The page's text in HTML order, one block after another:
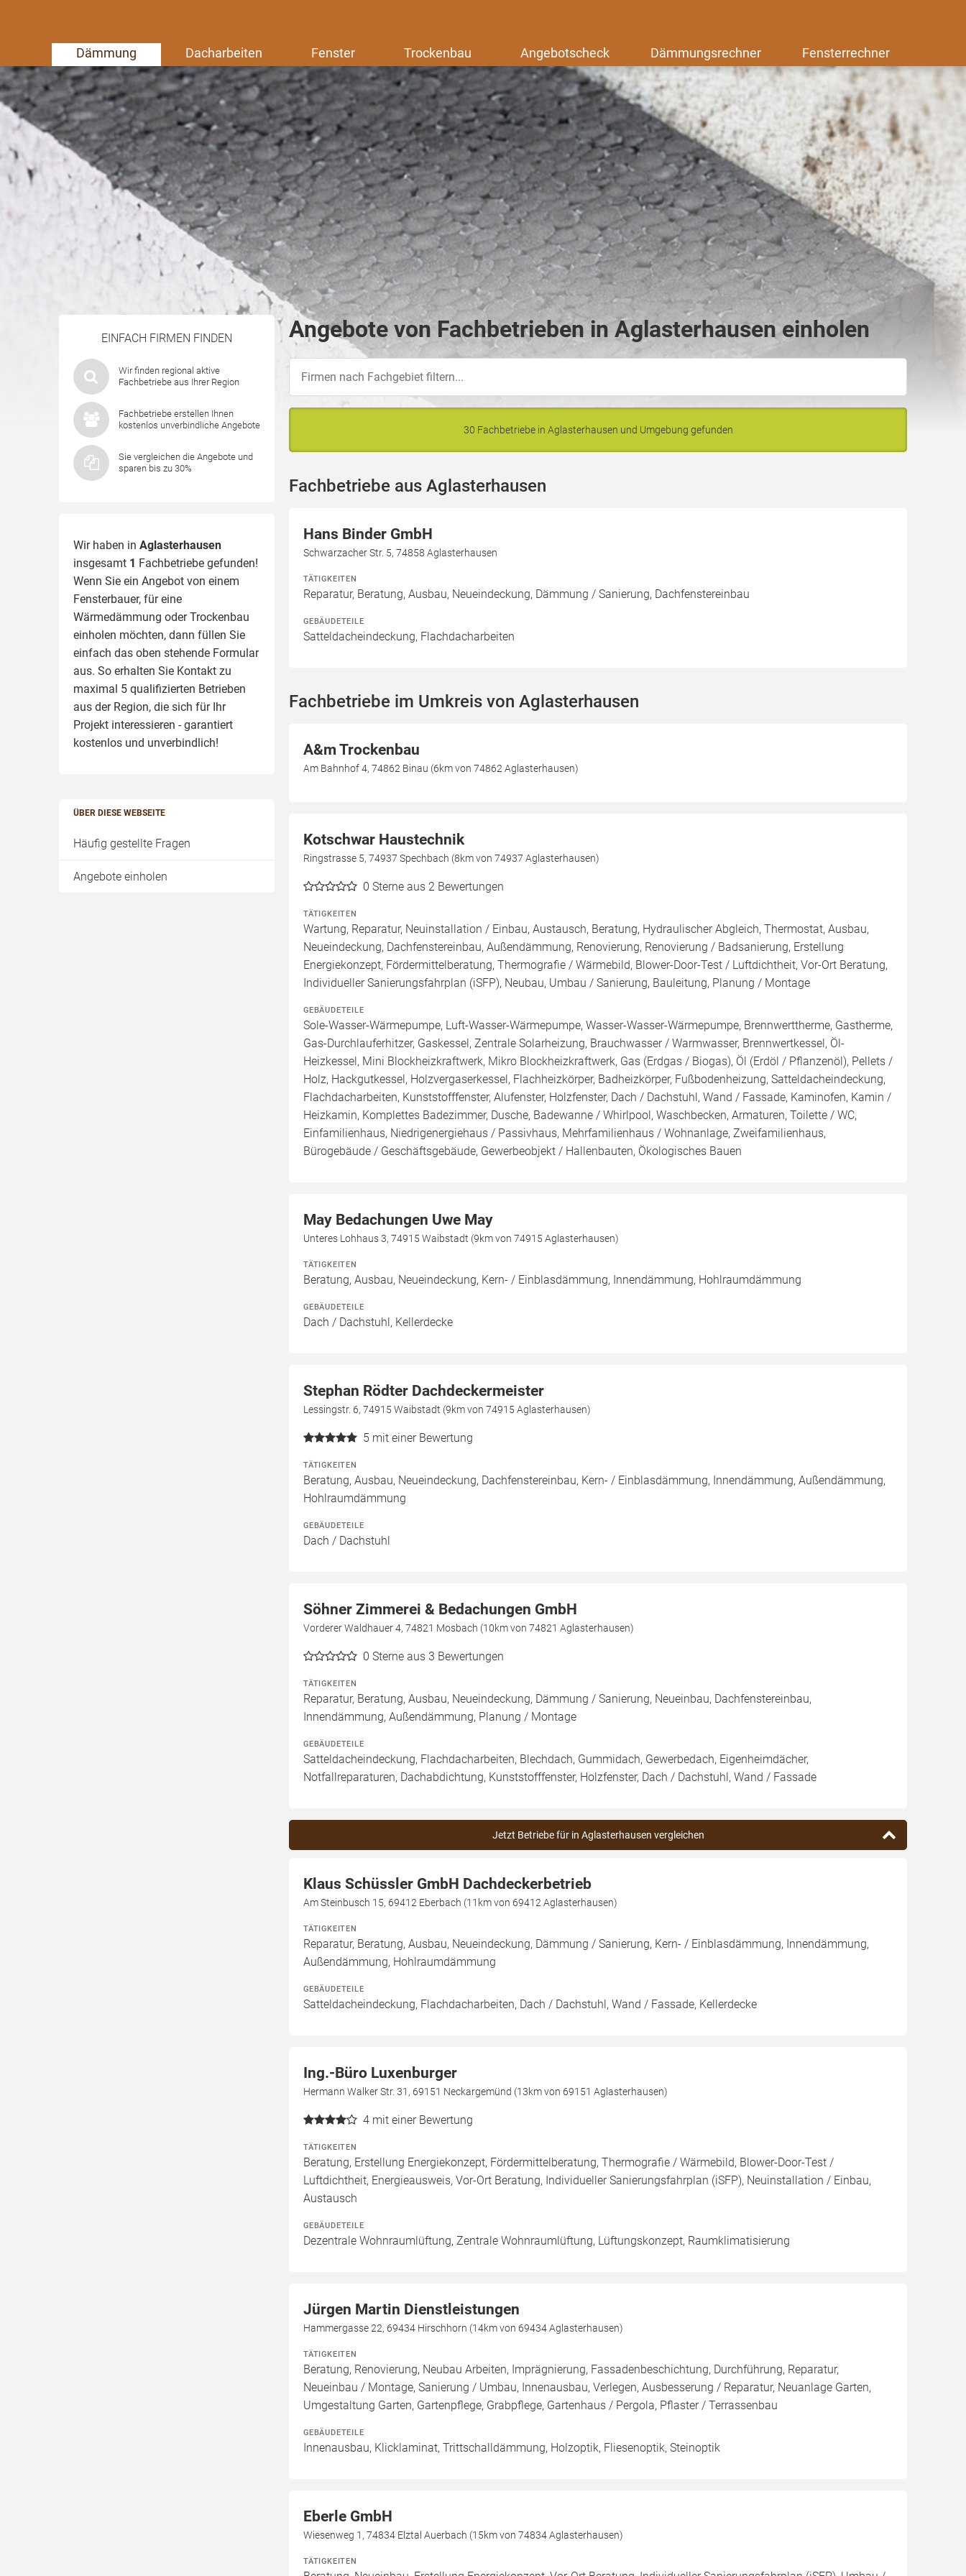
Dämmung Dacharbeiten Fenster Trockenbau Angebotscheck Dämmungsrechner Fensterrechner
EINFACH FIRMEN FINDEN
Wir finden regional aktive
Fachbetriebe aus Ihrer Region
Fachbetriebe erstellen Ihnen
kostenlos unverbindliche Angebote
Sie vergleichen die Angebote und
sparen bis zu 30%
Wir haben in Aglasterhausen
insgesamt 1 Fachbetriebe gefunden!
Wenn Sie ein Angebot von einem
Fensterbauer, für eine
Wärmedämmung oder Trockenbau
einholen möchten, dann füllen Sie
einfach das oben stehende Formular
aus. So erhalten Sie Kontakt zu
maximal 5 qualifizierten Betrieben
aus der Region, die sich für Ihr
Projekt interessieren - garantiert
kostenlos und unverbindlich!
ÜBER DIESE WEBSEITE
Häufig gestellte Fragen
Angebote einholen
Angebote von Fachbetrieben in Aglasterhausen einholen
30 Fachbetriebe in Aglasterhausen und Umgebung gefunden
Fachbetriebe aus Aglasterhausen
Hans Binder GmbH
Schwarzacher Str. 5, 74858 Aglasterhausen
TÄTIGKEITEN
Reparatur, Beratung, Ausbau, Neueindeckung, Dämmung / Sanierung, Dachfenstereinbau
GEBÄUDETEILE
Satteldacheindeckung, Flachdacharbeiten
Fachbetriebe im Umkreis von Aglasterhausen
A&m Trockenbau
Am Bahnhof 4, 74862 Binau (6km von 74862 Aglasterhausen)
Kotschwar Haustechnik
Ringstrasse 5, 74937 Spechbach (8km von 74937 Aglasterhausen)
0 Sterne aus 2 Bewertungen
TÄTIGKEITEN
Wartung, Reparatur, Neuinstallation / Einbau, Austausch, Beratung, Hydraulischer Abgleich, Thermostat, Ausbau,
Neueindeckung, Dachfenstereinbau, Außendämmung, Renovierung, Renovierung / Badsanierung, Erstellung
Energiekonzept, Fördermittelberatung, Thermografie / Wärmebild, Blower-Door-Test / Luftdichtheit, Vor-Ort Beratung,
Individueller Sanierungsfahrplan (iSFP), Neubau, Umbau / Sanierung, Bauleitung, Planung / Montage
GEBÄUDETEILE
Sole-Wasser-Wärmepumpe, Luft-Wasser-Wärmepumpe, Wasser-Wasser-Wärmepumpe, Brennwerttherme, Gastherme,
Gas-Durchlauferhitzer, Gaskessel, Zentrale Solarheizung, Brauchwasser / Warmwasser, Brennwertkessel, Öl-
Heizkessel, Mini Blockheizkraftwerk, Mikro Blockheizkraftwerk, Gas (Erdgas / Biogas), Öl (Erdöl / Pflanzenöl), Pellets /
Holz, Hackgutkessel, Holzvergaserkessel, Flachheizkörper, Badheizkörper, Fußbodenheizung, Satteldacheindeckung,
Flachdacharbeiten, Kunststofffenster, Alufenster, Holzfenster, Dach / Dachstuhl, Wand / Fassade, Kaminofen, Kamin /
Heizkamin, Komplettes Badezimmer, Dusche, Badewanne / Whirlpool, Waschbecken, Armaturen, Toilette / WC,
Einfamilienhaus, Niedrigenergiehaus / Passivhaus, Mehrfamilienhaus / Wohnanlage, Zweifamilienhaus,
Bürogebäude / Geschäftsgebäude, Gewerbeobjekt / Hallenbauten, Ökologisches Bauen
May Bedachungen Uwe May
Unteres Lohhaus 3, 74915 Waibstadt (9km von 74915 Aglasterhausen)
TÄTIGKEITEN
Beratung, Ausbau, Neueindeckung, Kern- / Einblasdämmung, Innendämmung, Hohlraumdämmung
GEBÄUDETEILE
Dach / Dachstuhl, Kellerdecke
Stephan Rödter Dachdeckermeister
Lessingstr. 6, 74915 Waibstadt (9km von 74915 Aglasterhausen)
5 mit einer Bewertung
TÄTIGKEITEN
Beratung, Ausbau, Neueindeckung, Dachfenstereinbau, Kern- / Einblasdämmung, Innendämmung, Außendämmung,
Hohlraumdämmung
GEBÄUDETEILE
Dach / Dachstuhl
Söhner Zimmerei & Bedachungen GmbH
Vorderer Waldhauer 4, 74821 Mosbach (10km von 74821 Aglasterhausen)
0 Sterne aus 3 Bewertungen
TÄTIGKEITEN
Reparatur, Beratung, Ausbau, Neueindeckung, Dämmung / Sanierung, Neueinbau, Dachfenstereinbau,
Innendämmung, Außendämmung, Planung / Montage
GEBÄUDETEILE
Satteldacheindeckung, Flachdacharbeiten, Blechdach, Gummidach, Gewerbedach, Eigenheimdächer,
Notfallreparaturen, Dachabdichtung, Kunststofffenster, Holzfenster, Dach / Dachstuhl, Wand / Fassade
Jetzt Betriebe für in Aglasterhausen vergleichen
Klaus Schüssler GmbH Dachdeckerbetrieb
Am Steinbusch 15, 69412 Eberbach (11km von 69412 Aglasterhausen)
TÄTIGKEITEN
Reparatur, Beratung, Ausbau, Neueindeckung, Dämmung / Sanierung, Kern- / Einblasdämmung, Innendämmung,
Außendämmung, Hohlraumdämmung
GEBÄUDETEILE
Satteldacheindeckung, Flachdacharbeiten, Dach / Dachstuhl, Wand / Fassade, Kellerdecke
Ing.-Büro Luxenburger
Hermann Walker Str. 31, 69151 Neckargemünd (13km von 69151 Aglasterhausen)
4 mit einer Bewertung
TÄTIGKEITEN
Beratung, Erstellung Energiekonzept, Fördermittelberatung, Thermografie / Wärmebild, Blower-Door-Test /
Luftdichtheit, Energieausweis, Vor-Ort Beratung, Individueller Sanierungsfahrplan (iSFP), Neuinstallation / Einbau,
Austausch
GEBÄUDETEILE
Dezentrale Wohnraumlüftung, Zentrale Wohnraumlüftung, Lüftungskonzept, Raumklimatisierung
Jürgen Martin Dienstleistungen
Hammergasse 22, 69434 Hirschhorn (14km von 69434 Aglasterhausen)
TÄTIGKEITEN
Beratung, Renovierung, Neubau Arbeiten, Imprägnierung, Fassadenbeschichtung, Durchführung, Reparatur,
Neueinbau / Montage, Sanierung / Umbau, Innenausbau, Verlegen, Ausbesserung / Reparatur, Neuanlage Garten,
Umgestaltung Garten, Gartenpflege, Grabpflege, Gartenhaus / Pergola, Pflaster / Terrassenbau
GEBÄUDETEILE
Innenausbau, Klicklaminat, Trittschalldämmung, Holzoptik, Fliesenoptik, Steinoptik
Eberle GmbH
Wiesenweg 1, 74834 Elztal Auerbach (15km von 74834 Aglasterhausen)
TÄTIGKEITEN